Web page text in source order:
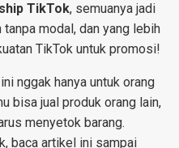
TikTok, semuanya jadi
modal, dan yang lebih
TikTok untuk promosi!
nggak hanya untuk orang
bisa jual produk orang lain,
menyetok barang.
baca artikel ini sampai